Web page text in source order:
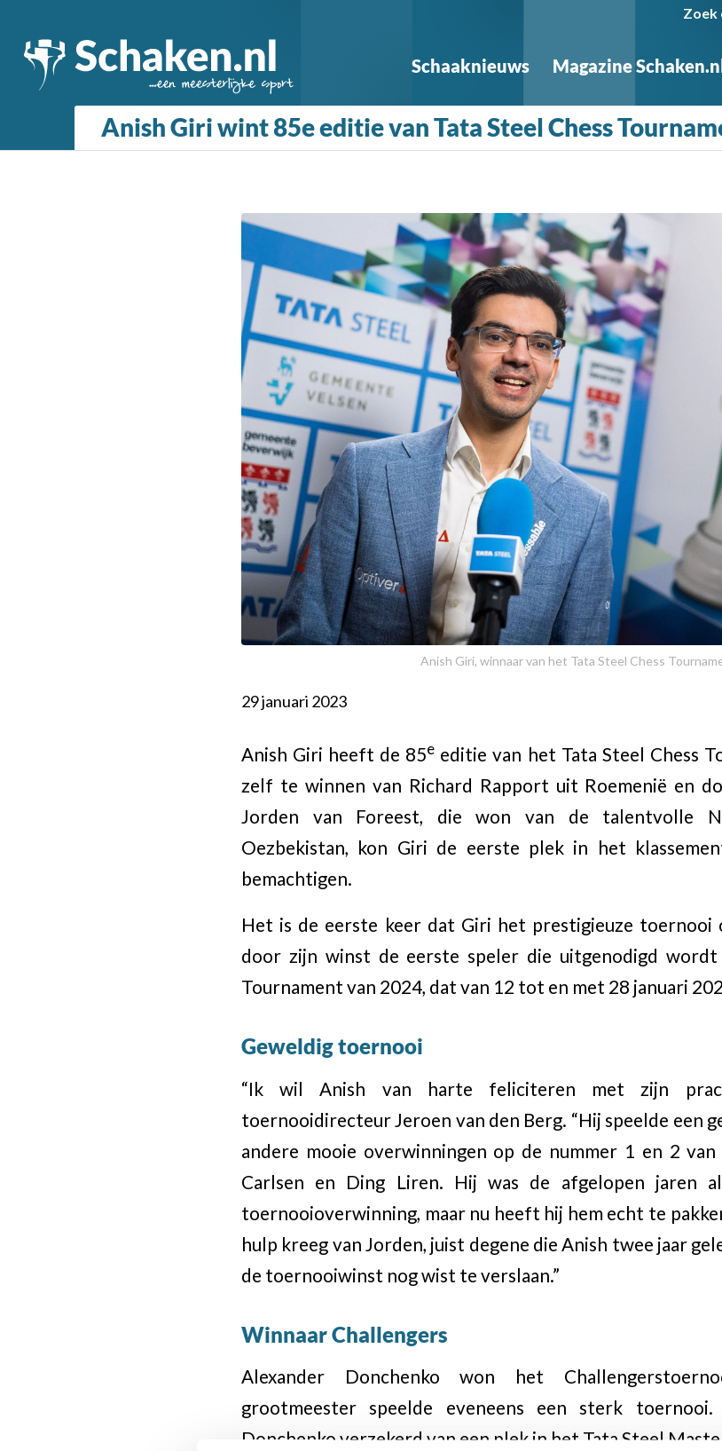
Zoek
Schaaknieuws Magazine
Anish Giri wint 85e editie van Tata Steel Chess
Anish Giri, winnaar van het Tata Steel Chess
29 januari 2023
Anish Giri heeft de 85e editie van het Tata Steel Chess
zelf te winnen van Richard Rapport uit Roemenië en
Jorden van Foreest, die won van de talentvolle
Oezbekistan, kon Giri de eerste plek in het
bemachtigen.
Het is de eerste keer dat Giri het prestigieuze toernooi
door zijn winst de eerste speler die uitgenodigd
Tournament van 2024, dat van 12 tot en met 28 januari
Geweldig toernooi
“Ik wil Anish van harte feliciteren met zijn
toernooidirecteur Jeroen van den Berg. “Hij speelde een
andere mooie overwinningen op de nummer 1 en 2
Carlsen en Ding Liren. Hij was de afgelopen jaren
toernooioverwinning, maar nu heeft hij hem echt te
hulp kreeg van Jorden, juist degene die Anish twee jaar
de toernooiwinst nog wist te verslaan.”
Winnaar Challengers
Alexander Donchenko won het
grootmeester speelde eveneens een sterk
Donchenko verzekerd van een plek in het Tata Steel